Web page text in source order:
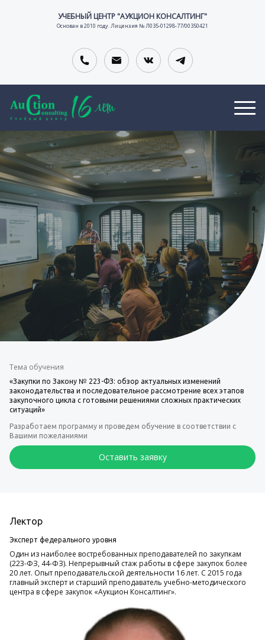
УЧЕБНЫЙ ЦЕНТР "АУКЦИОН КОНСАЛТИНГ"
Основан в 2010 году. Лицензия № Л035-01298-77/00350421
организации
О
Т
З
Ы
В
А
К
Н
С
И
К
О
Н
А
К
Т
Ы
Тема обучения
«Закупки по Закону № 223-ФЗ: обзор актуальных изменений
законодательства и последовательное рассмотрение всех этапов
закупочного цикла с готовыми решениями сложных практических
ситуаций»
Разработаем программу и проведем обучение в соответствии с
Вашими пожеланиями
Оставить заявку
Лектор
Эксперт федерального уровня
Один из наиболее востребованных преподавателей по закупкам
(223-ФЗ, 44-ФЗ). Непрерывный стаж работы в сфере закупок более
20 лет. Опыт преподавательской деятельности 16 лет. С 2015 года
главный эксперт и старший преподаватель учебно-методического
центра в сфере закупок «Аукцион Консалтинг».